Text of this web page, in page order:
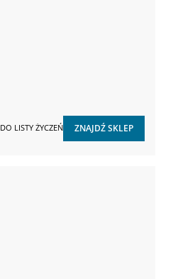
DO LISTY ŻYCZEŃ ZNAJDŹ SKLEP